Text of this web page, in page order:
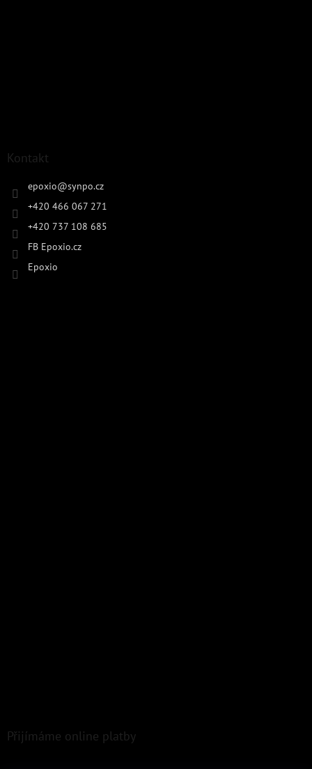
Kontakt
epoxio@synpo.cz
+420 466 067 271
+420 737 108 685
FB Epoxio.cz
Epoxio
Přijímáme online platby